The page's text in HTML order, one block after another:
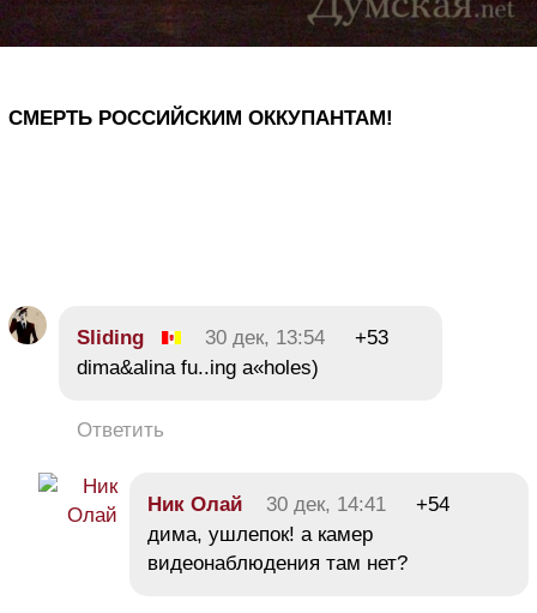
СМЕРТЬ РОССИЙСКИМ ОККУПАНТАМ!
Sliding 30 дек, 13:54
+53
dima&alina fu..ing a«holes)
Ответить
Ник Олай 30 дек, 14:41
+54
дима, ушлепок! а камер
видеонаблюдения там нет?